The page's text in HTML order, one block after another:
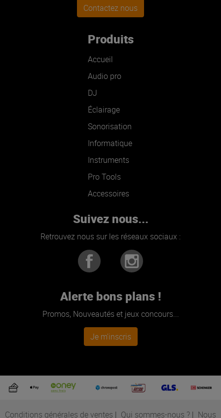
Contactez nous
Produits
Accueil
Audio pro
DJ
Éclairage
Sonorisation
Informatique
Instruments
Pro Tools
Accessoires
Suivez nous...
Retrouvez nous sur les réseaux sociaux :
Alerte bons plans !
Promos, Nouveautés et jeux concours...
Je m'inscris
Conditions générales de ventes | Qui sommes-nous ? | Nous